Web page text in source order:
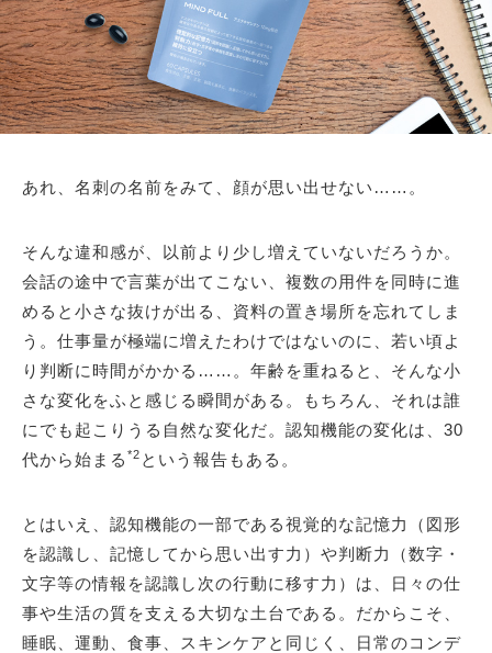
あれ、名刺の名前をみて、顔が思い出せない……。
そんな違和感が、以前より少し増えていないだろうか。
会話の途中で言葉が出てこない、複数の用件を同時に進
めると小さな抜けが出る、資料の置き場所を忘れてしま
う。仕事量が極端に増えたわけではないのに、若い頃よ
り判断に時間がかかる……。年齢を重ねると、そんな小
さな変化をふと感じる瞬間がある。もちろん、それは誰
にでも起こりうる自然な変化だ。認知機能の変化は、30
代から始まる *2 という報告もある。
とはいえ、認知機能の一部である視覚的な記憶力（図形
を認識し、記憶してから思い出す力）や判断力（数字・
文字等の情報を認識し次の行動に移す力）は、日々の仕
事や生活の質を支える大切な土台である。だからこそ、
睡眠、運動、食事、スキンケアと同じく、日常のコンデ